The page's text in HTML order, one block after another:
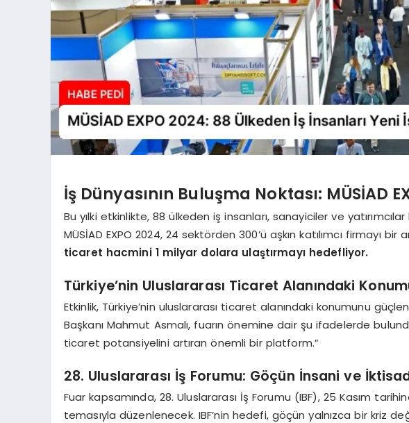
İş Dünyasının Buluşma Noktası: MÜSİAD
Bu yılki etkinlikte, 88 ülkeden iş insanları, sanayiciler ve
MÜSİAD EXPO 2024, 24 sektörden 300’ü aşkın katılımcı firmayı
ticaret hacmini 1 milyar dolara ulaştırmayı hedefliyor.
Türkiye’nin Uluslararası Ticaret Alanındaki
Etkinlik, Türkiye’nin uluslararası ticaret alanındaki konumunu
Başkanı Mahmut Asmalı, fuarın önemine dair şu ifadelerde
ticaret potansiyelini artıran önemli bir platform.”
28. Uluslararası İş Forumu: Göçün İnsani ve
Fuar kapsamında, 28. Uluslararası İş Forumu (IBF), 25 Kasım
temasıyla düzenlenecek. IBF’nin hedefi, göçün yalnızca bir kriz